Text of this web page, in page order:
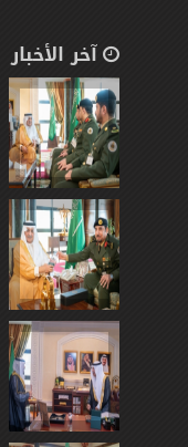
آخر الأخبار